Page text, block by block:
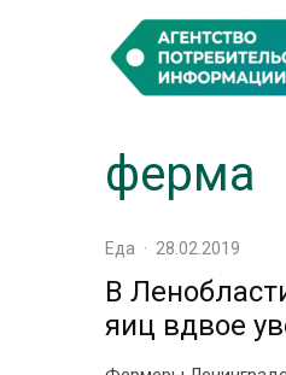
ферма
Еда · 28.02.2019
В
яиц вдвое